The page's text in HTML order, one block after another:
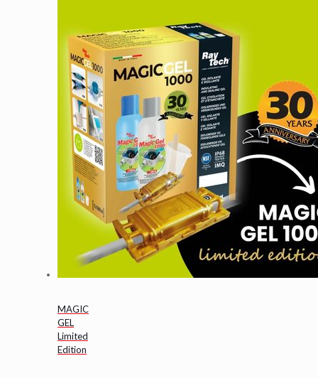
MAGIC
GEL
Limited
Edition